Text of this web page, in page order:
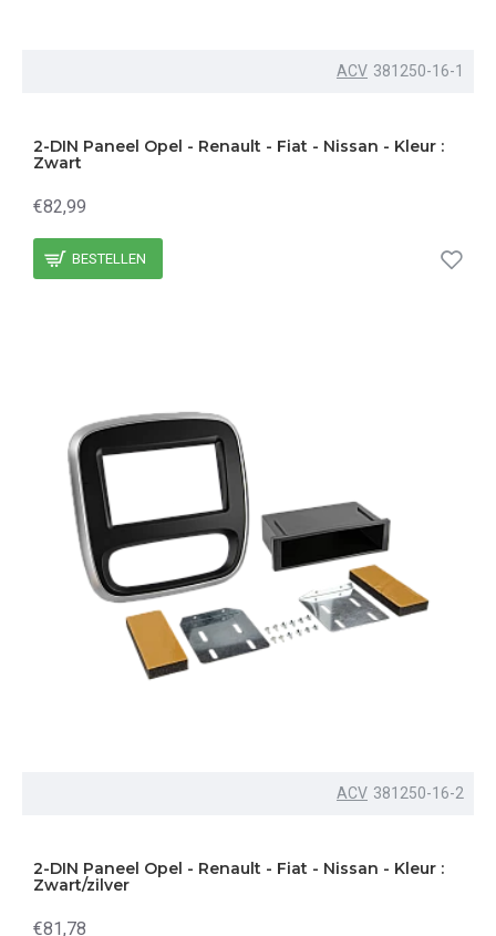
ACV 381250-16-1
2-DIN Paneel Opel - Renault - Fiat - Nissan - Kleur :
Zwart
€82,99
BESTELLEN
ACV 381250-16-2
2-DIN Paneel Opel - Renault - Fiat - Nissan - Kleur :
Zwart/zilver
€81,78